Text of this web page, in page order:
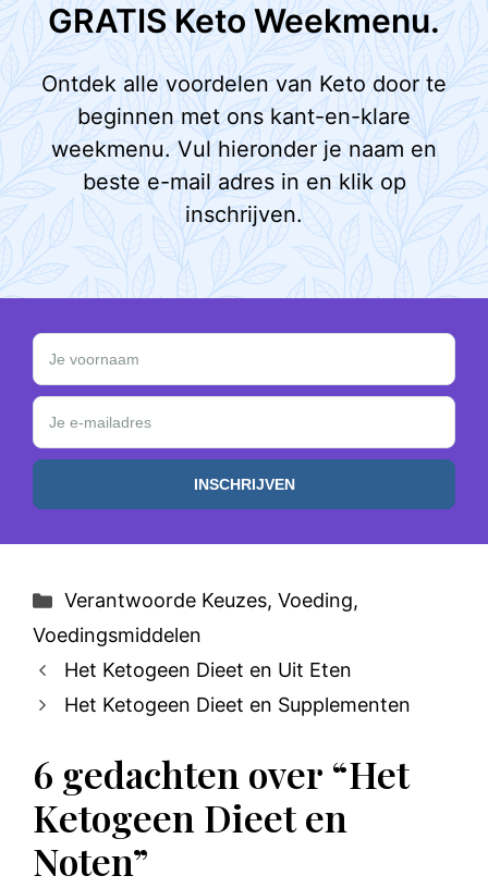
GRATIS Keto Weekmenu.
Ontdek alle voordelen van Keto door te
beginnen met ons kant-en-klare
weekmenu. Vul hieronder je naam en
beste e-mail adres in en klik op
inschrijven.
Schrijf je in en ontvang een GRATIS Keto
Je voornaam
Je e-mailadres
Categorieën
Verantwoorde Keuzes, Voeding,
Voedingsmiddelen
Het Ketogeen Dieet en Uit Eten
Het Ketogeen Dieet en Supplementen
6 gedachten over “Het
Ketogeen Dieet en
Noten”